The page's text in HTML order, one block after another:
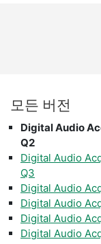
모든 버전
Digital Audio
Q2
Digital Audio
Q3
Digital Audio
Digital Audio
Digital Audio
Digital Audio